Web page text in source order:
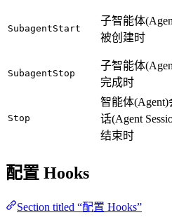
SubagentStart
子智能体
被创建时
SubagentStop
子智能体
完成时
Stop
智能体(Agent)
话(Agent
结束时
配置 Hooks
Section titled “配置 Hooks”